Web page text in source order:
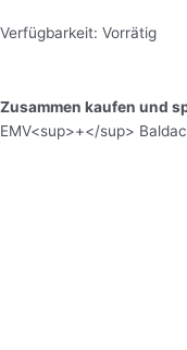
Verfügbarkeit: Vorrätig
Zusammen kaufen und
EMV<sup>+</sup>